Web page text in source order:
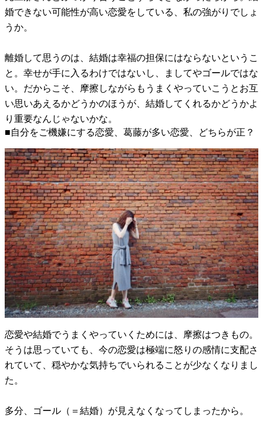
婚できない可能性が高い恋愛をしている、私の強がりでしょ
うか。
離婚して思うのは、結婚は幸福の担保にはならないというこ
と。幸せが手に入るわけではないし、ましてやゴールではな
い。だからこそ、摩擦しながらもうまくやっていこうとお互
い思いあえるかどうかのほうが、結婚してくれるかどうかよ
り重要なんじゃないかな。
■自分をご機嫌にする恋愛、葛藤が多い恋愛、どちらが正？
恋愛や結婚でうまくやっていくためには、摩擦はつきもの。
そうは思っていても、今の恋愛は極端に怒りの感情に支配さ
れていて、穏やかな気持ちでいられることが少なくなりまし
た。
多分、ゴール（＝結婚）が見えなくなってしまったから。